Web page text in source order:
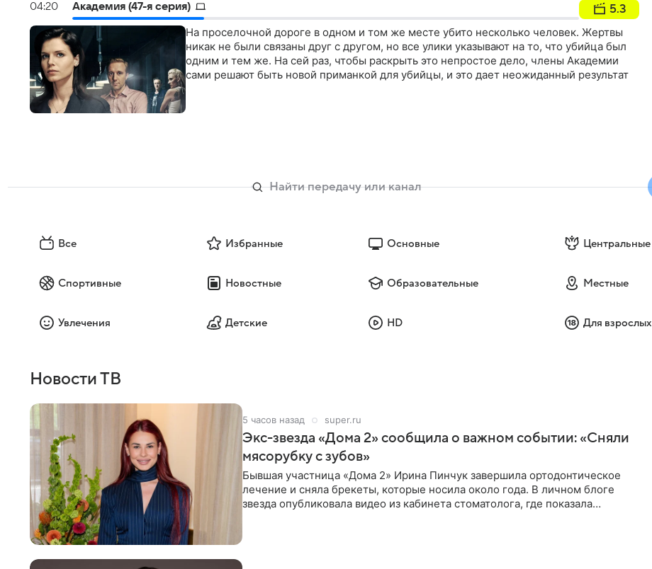
04:20
Академия (47-я серия) 5.3
На проселочной дороге в одном и том же месте убито несколько человек. Жертвы
никак не были связаны друг с другом, но все улики указывают на то, что убийца был
одним и тем же. На сей раз, чтобы раскрыть это непростое дело, члены Академии
сами решают быть новой приманкой для убийцы, и это дает неожиданный результат
Все Избранные Основные Центральные
Спортивные Новостные Образовательные Местные
Увлечения Детские HD Для взрослых
Новости ТВ
5 часов назад super.ru
Экс-звезда «Дома 2» сообщила о важном событии: «Сняли
мясорубку с зубов»
Бывшая участница «Дома 2» Ирина Пинчук завершила ортодонтическое
лечение и сняла брекеты, которые носила около года. В личном блоге
звезда опубликовала видео из кабинета стоматолога, где показала